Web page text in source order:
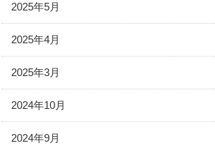
2025年5月
2025年4月
2025年3月
2024年10月
2024年9月